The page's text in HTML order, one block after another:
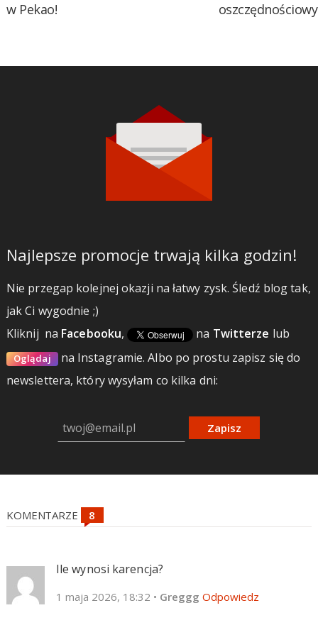
w Pekao!
Najlepsze promocje trwają kilka godzin!
Nie przegap kolejnej okazji na łatwy zysk. Śledź blog tak,
jak Ci wygodnie ;)
Kliknij na Facebooku, na Twitterze lub
Oglądaj na Instagramie.Albo po prostu zapisz się do
newslettera, który wysyłam co kilka dni:
Zapisz
KOMENTARZE
Ile wynosi karencja?
1 maja 2026, 18:32 • Greggg Odpowiedz